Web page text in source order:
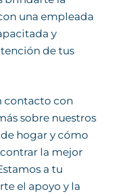
una empleada
y
de tus
contacto con
sobre nuestros
hogar y cómo
la mejor
a tu
el apoyo y la